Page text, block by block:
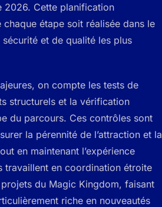
2026. Cette planification
étape soit réalisée dans le
et de qualité les plus
on compte les tests de
structurels et la vérification
du parcours. Ces contrôles sont
la pérennité de l’attraction et la
en maintenant l’expérience
travaillent en coordination étroite
du Magic Kingdom, faisant
riche en nouveautés